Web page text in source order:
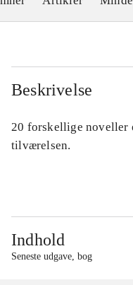
Beskrivelse
20 forskellige noveller
tilværelsen.
Indhold
Seneste udgave, bog